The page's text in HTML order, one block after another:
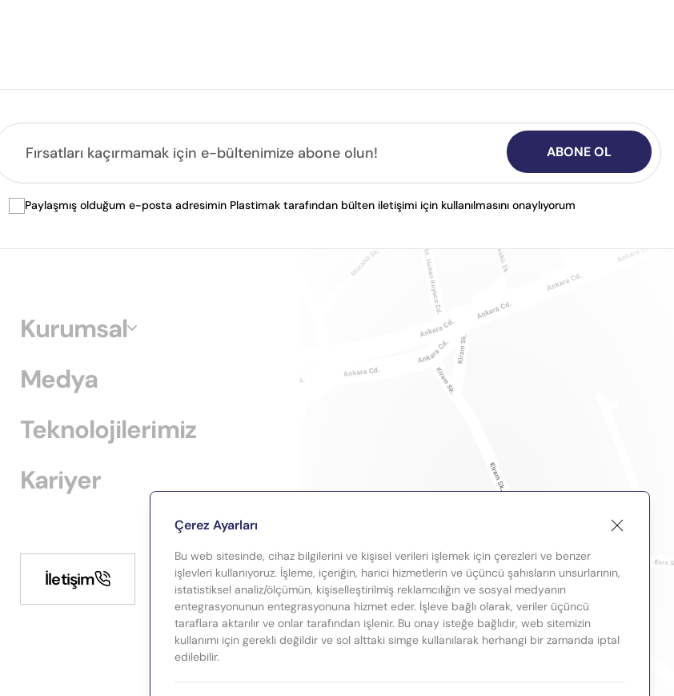
ABONE OL
Paylaşmış olduğum e-posta adresimin Plastimak tarafından bülten iletişimi için kullanılmasını onaylıyorum
Kurumsal
Medya
Teknolojilerimiz
Kariyer
İletişim
Çerez Ayarları
Bu web sitesinde, cihaz bilgilerini ve kişisel verileri işlemek için çerezleri ve benzer
işlevleri kullanıyoruz. İşleme, içeriğin, harici hizmetlerin ve üçüncü şahısların unsurlarının,
istatistiksel analiz/ölçümün, kişiselleştirilmiş reklamcılığın ve sosyal medyanın
entegrasyonunun entegrasyonuna hizmet eder. İşleve bağlı olarak, veriler üçüncü
taraflara aktarılır ve onlar tarafından işlenir. Bu onay isteğe bağlıdır, web sitemizin
kullanımı için gerekli değildir ve sol alttaki simge kullanılarak herhangi bir zamanda iptal
edilebilir.